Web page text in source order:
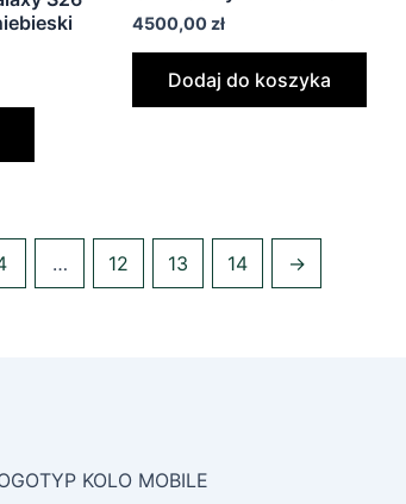
4500,00 zł
Dodaj do koszyka
… 12 13 14 →